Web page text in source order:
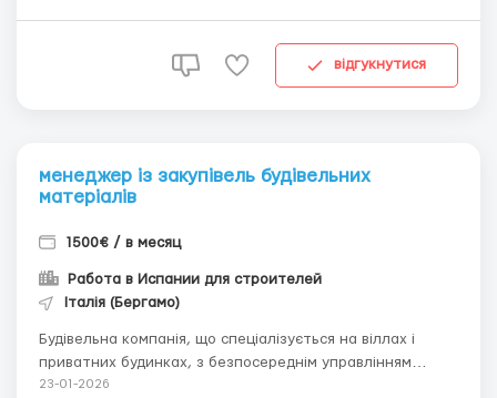
відгукнутися
менеджер із закупівель будівельних
матеріалів
1500€ / в месяц
Работа в Испании для строителей
Італія (Бергамо)
Будівельна компанія, що спеціалізується на віллах і
приватних будинках, з безпосереднім управлінням
будівельними майданчиками та акцентом на якість,
23-01-2026